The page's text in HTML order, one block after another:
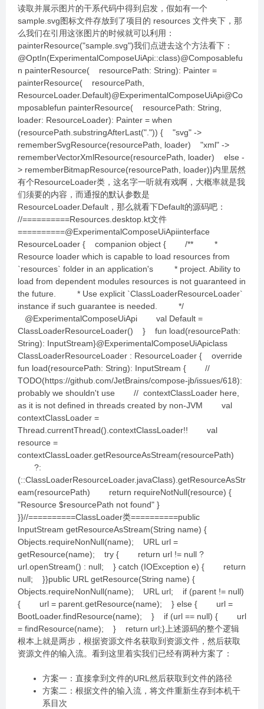
读取并展示图片的干系代码中得到启发，假如有一个
sample.svg图标文件存放到了项目的 resources 文件夹下，那
么我们在引用这张图片的时候就可以利用：
painterResource("sample.svg")我们点进去这个方法看下：
@OptIn(ExperimentalComposeUiApi::class)@Composablefu
n painterResource( resourcePath: String): Painter =
painterResource( resourcePath,
ResourceLoader.Default)@ExperimentalComposeUiApi@Co
mposablefun painterResource( resourcePath: String,
loader: ResourceLoader): Painter = when
(resourcePath.substringAfterLast(".")) { "svg" ->
rememberSvgResource(resourcePath, loader) "xml" ->
rememberVectorXmlResource(resourcePath, loader) else -
> rememberBitmapResource(resourcePath, loader)}内里居然
有个ResourceLoader类，这名字一听就有戏啊，大概率就是我
们须要的内容，而通报的默认参数是
ResourceLoader.Default，那么就看下Default的源码吧：
//==========Resources.desktop.kt文件
==========@ExperimentalComposeUiApiinterface
ResourceLoader { companion object { /** *
Resource loader which is capable to load resources from
`resources` folder in an application's * project. Ability to
load from dependent modules resources is not guaranteed in
the future. * Use explicit `ClassLoaderResourceLoader`
instance if such guarantee is needed. */
@ExperimentalComposeUiApi val Default =
ClassLoaderResourceLoader() } fun load(resourcePath:
String): InputStream}@ExperimentalComposeUiApiclass
ClassLoaderResourceLoader : ResourceLoader { override
fun load(resourcePath: String): InputStream { //
TODO(https://github.com/JetBrains/compose-jb/issues/618):
probably we shouldn't use // contextClassLoader here,
as it is not defined in threads created by non-JVM val
contextClassLoader =
Thread.currentThread().contextClassLoader!! val
resource =
contextClassLoader.getResourceAsStream(resourcePath)
?:
(::ClassLoaderResourceLoader.javaClass).getResourceAsStr
eam(resourcePath) return requireNotNull(resource) {
"Resource $resourcePath not found" }
}}//==========ClassLoader类==========public
InputStream getResourceAsStream(String name) {
Objects.requireNonNull(name); URL url =
getResource(name); try { return url != null ?
url.openStream() : null; } catch (IOException e) { return
null; }}public URL getResource(String name) {
Objects.requireNonNull(name); URL url; if (parent != null)
{ url = parent.getResource(name); } else { url =
BootLoader.findResource(name); } if (url == null) { url
= findResource(name); } return url;}上述源码的整个逻辑
根本上就是两步，根据资源文件名获取到资源文件，然后获取
资源文件的输入流。看到这里着实我们已经有两种方案了：
方案一：直接拿到文件的URL然后获取到文件的路径
方案二：根据文件的输入流，将文件重新生存到本机干
系目次